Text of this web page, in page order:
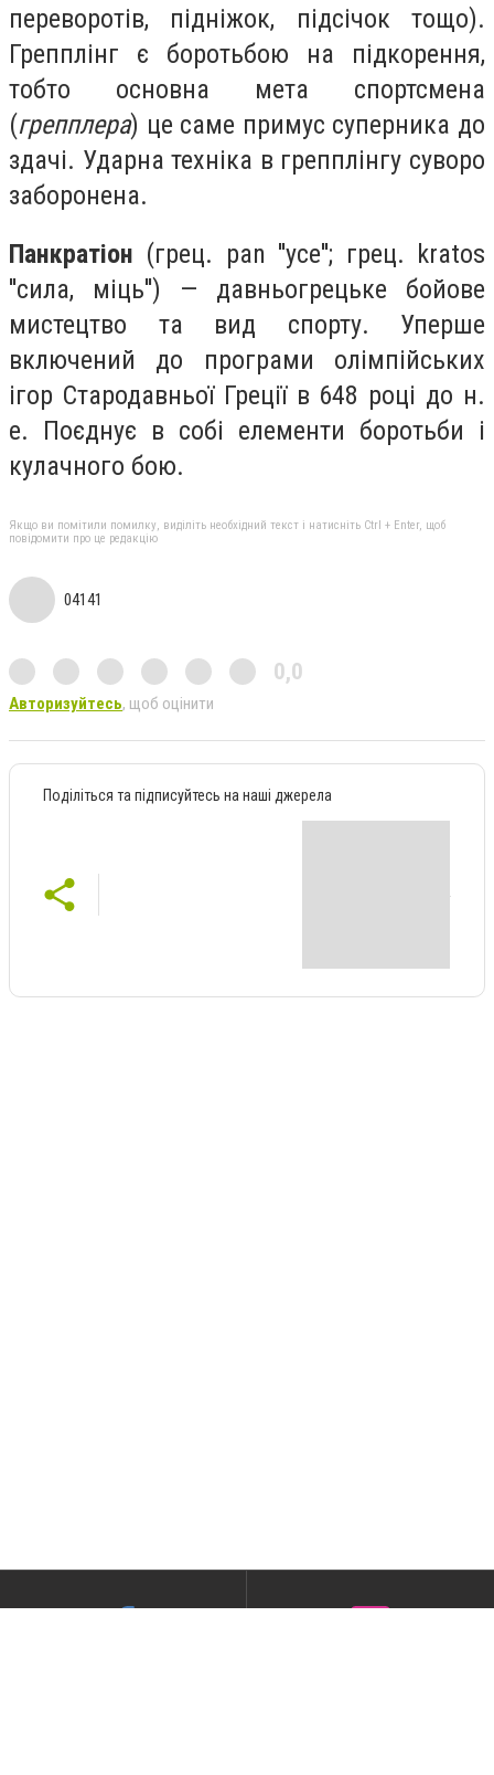
переворотів, підніжок, підсічок тощо).
Грепплінг є боротьбою на підкорення,
тобто основна мета спортсмена
(грепплера) це саме примус суперника до
здачі. Ударна техніка в грепплінгу суворо
заборонена.
Панкратіон (грец. pan ''усе''; грец. kratos
''сила, міць'') — давньогрецьке бойове
мистецтво та вид спорту. Уперше
включений до програми олімпійських
ігор Стародавньої Греції в 648 році до н.
е. Поєднує в собі елементи боротьби і
кулачного бою.
Якщо ви помітили помилку, виділіть необхідний текст і натисніть Ctrl + Enter, щоб
повідомити про це редакцію
04141
0,0
Авторизуйтесь, щоб оцінити
Поділіться та підписуйтесь на наші джерела